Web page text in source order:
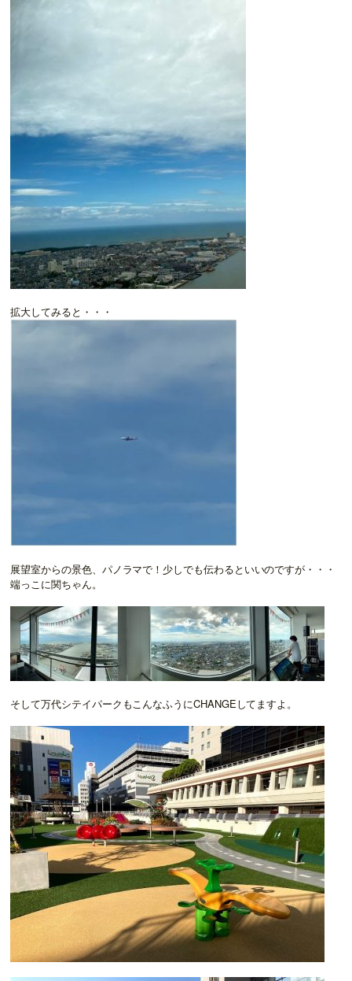
拡大してみると・・・
展望室からの景色、パノラマで！少しでも伝わるといいのですが・・・
端っこに関ちゃん。
そして万代シテイパークもこんなふうにCHANGEしてますよ。